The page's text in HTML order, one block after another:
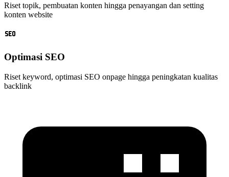
Riset topik, pembuatan konten hingga penayangan dan setting
konten website
Optimasi SEO
Riset keyword, optimasi SEO onpage hingga peningkatan kualitas
backlink